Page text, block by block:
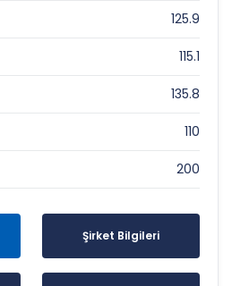
125.9
115.1
135.8
110
200
Şirket Bilgileri